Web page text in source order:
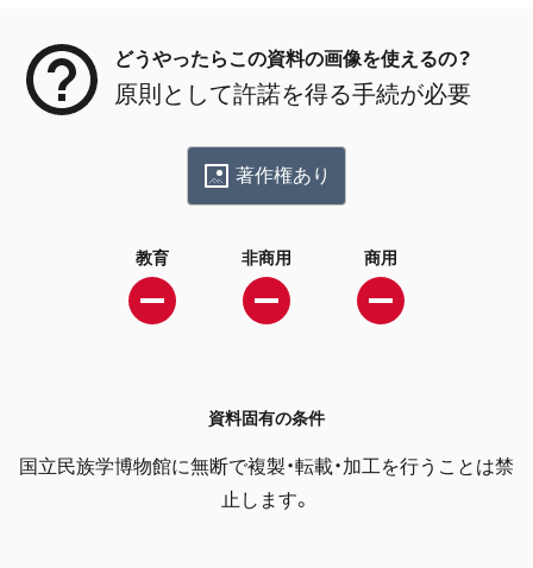
どうやったらこの資料の画像を使えるの？
原則として許諾を得る手続が必要
著作権あり
教育 非商用 商用
資料固有の条件
国立民族学博物館に無断で複製・転載・加工を行うことは禁
止します。